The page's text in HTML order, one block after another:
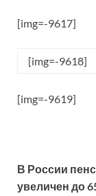
[img=-9617]
[img=-9618]
[img=-9619]
В России
увеличен до